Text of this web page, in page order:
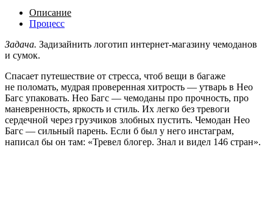
Описание
Процесс
Задача. Задизайнить логотип интернет-магазину чемоданов
и сумок.
Спасает путешествие от стресса, чтоб вещи в багаже
не поломать, мудрая проверенная хитрость — утварь в Нео
Багс упаковать. Нео Багс — чемоданы про прочность, про
маневренность, яркость и стиль. Их легко без тревоги
сердечной через грузчиков злобных пустить. Чемодан Нео
Багс — сильный парень. Если б был у него инстаграм,
написал бы он там: «Тревел блогер. Знал и видел 146 стран».